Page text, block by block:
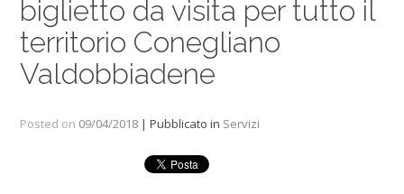
biglietto da visita per tutto il
territorio Conegliano
Valdobbiadene
Posted on 09/04/2018 | Pubblicato in Servizi